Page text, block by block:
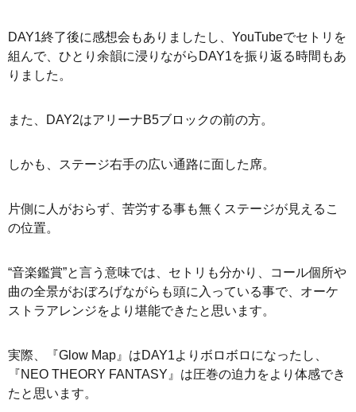
DAY1終了後に感想会もありましたし、YouTubeでセトリを
組んで、ひとり余韻に浸りながらDAY1を振り返る時間もあ
りました。
また、DAY2はアリーナB5ブロックの前の方。
しかも、ステージ右手の広い通路に面した席。
片側に人がおらず、苦労する事も無くステージが見えるこ
の位置。
“音楽鑑賞”と言う意味では、セトリも分かり、コール個所や
曲の全景がおぼろげながらも頭に入っている事で、オーケ
ストラアレンジをより堪能できたと思います。
実際、『Glow Map』はDAY1よりボロボロになったし、
『NEO THEORY FANTASY』は圧巻の迫力をより体感でき
たと思います。